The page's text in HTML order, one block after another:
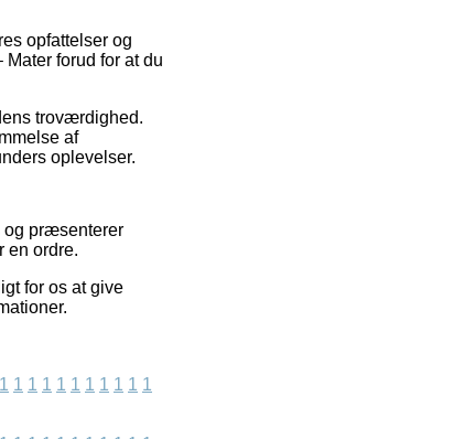
opfattelser og
forud for at du
troværdighed.
af
oplevelser.
og præsenterer
en ordre.
for os at give
1 1 1 1 1 1 1 1 1 1 1